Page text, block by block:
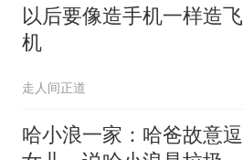
以后要像造手机一样造飞
机
走人间正道
哈小浪一家：哈爸故意逗